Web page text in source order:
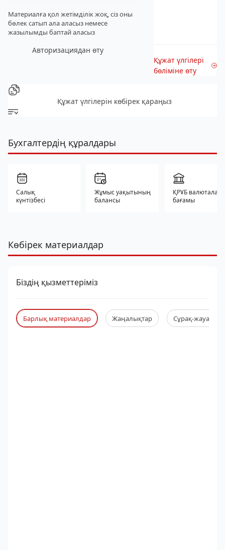
Материалға қол жетімділік жоқ, сіз оны
бөлек сатып ала аласыз немесе
жазылымды баптай аласыз
Авторизациядан өту
Құжат үлгілері
бөліміне өту
Құжат үлгілерін көбірек қараңыз
Бухгалтердің құралдары
Салық
күнтізбесі
Жұмыс уақытының
балансы
ҚРҰБ валюталар
бағамы
Көбірек материалдар
Біздің қызметтеріміз
Барлық материалдар Жаңалықтар Сұрақ-жауап